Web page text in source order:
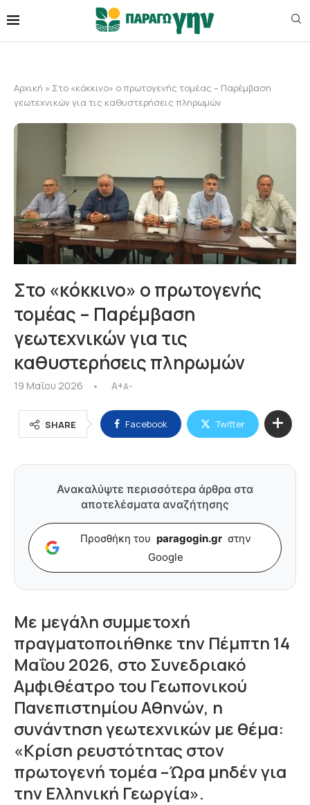
Αρχική » Στο «κόκκινο» ο πρωτογενής τομέας – Παρέμβαση
γεωτεχνικών για τις καθυστερήσεις πληρωμών
Στο «κόκκινο» ο πρωτογενής
τομέας – Παρέμβαση
γεωτεχνικών για τις
καθυστερήσεις πληρωμών
19 Μαΐου 2026 A+A-
SHARE Facebook Twitter
Ανακαλύψτε περισσότερα άρθρα στα
αποτελέσματα αναζήτησης
Προσθήκη του paragogin.gr στην
Google
Με μεγάλη συμμετοχή
πραγματοποιήθηκε την Πέμπτη 14
Μαΐου 2026, στο Συνεδριακό
Αμφιθέατρο του Γεωπονικού
Πανεπιστημίου Αθηνών, η
συνάντηση γεωτεχνικών με θέμα:
«Κρίση ρευστότητας στον
πρωτογενή τομέα –Ώρα μηδέν για
την Ελληνική Γεωργία».